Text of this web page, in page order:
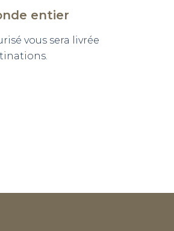
entier
vous sera livrée